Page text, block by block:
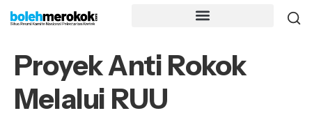
Proyek Anti Rokok
Melalui RUU